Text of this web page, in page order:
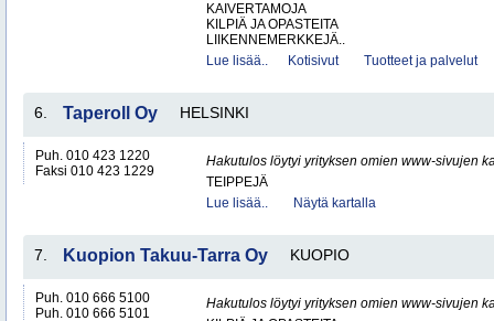
KAIVERTAMOJA
KILPIÄ JA OPASTEITA
LIIKENNEMERKKEJÄ..
Lue lisää..
Kotisivut Tuotteet ja palvelut
6. Taperoll Oy HELSINKI
Puh. 010 423 1220
Faksi 010 423 1229
Hakutulos löytyi yrityksen omien www-sivujen
TEIPPEJÄ
Lue lisää..
Näytä kartalla
7. Kuopion Takuu-Tarra Oy KUOPIO
Puh. 010 666 5100
Puh. 010 666 5101
Hakutulos löytyi yrityksen omien www-sivujen